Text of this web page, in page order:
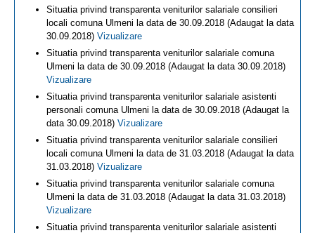
Situatia privind transparenta veniturilor salariale consilieri
locali comuna Ulmeni la data de 30.09.2018 (Adaugat la data
30.09.2018) Vizualizare
Situatia privind transparenta veniturilor salariale comuna
Ulmeni la data de 30.09.2018 (Adaugat la data 30.09.2018)
Vizualizare
Situatia privind transparenta veniturilor salariale asistenti
personali comuna Ulmeni la data de 30.09.2018 (Adaugat la
data 30.09.2018) Vizualizare
Situatia privind transparenta veniturilor salariale consilieri
locali comuna Ulmeni la data de 31.03.2018 (Adaugat la data
31.03.2018) Vizualizare
Situatia privind transparenta veniturilor salariale comuna
Ulmeni la data de 31.03.2018 (Adaugat la data 31.03.2018)
Vizualizare
Situatia privind transparenta veniturilor salariale asistenti